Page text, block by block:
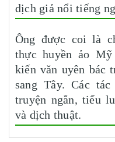
dịch giả nổi tiếng
Ông được coi là
thực huyền ảo
kiến văn uyên
sang Tây. Các
truyện ngắn, tiểu
và dịch thuật.